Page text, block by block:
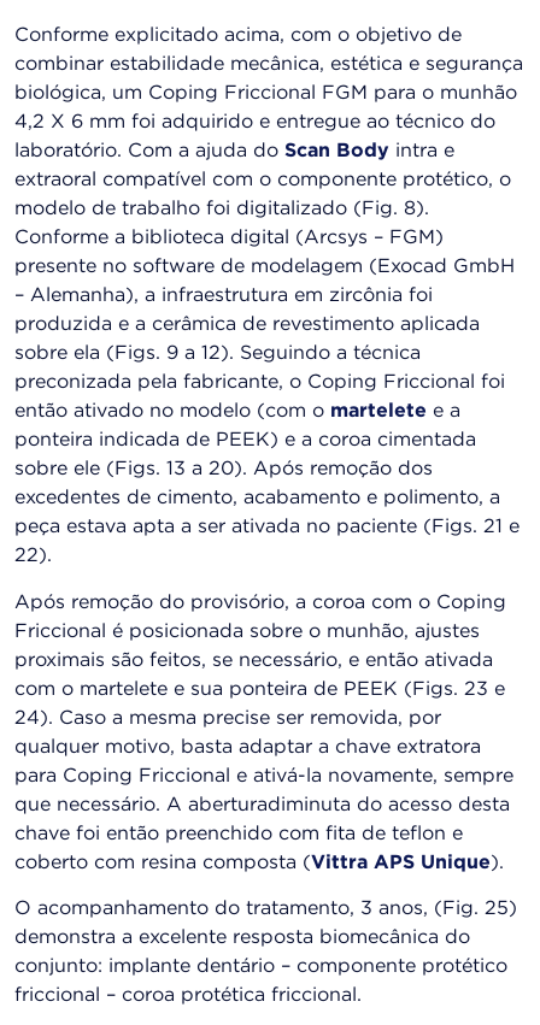
Conforme explicitado acima, com o objetivo de
combinar estabilidade mecânica, estética e segurança
biológica, um Coping Friccional FGM para o munhão
4,2 X 6 mm foi adquirido e entregue ao técnico do
laboratório. Com a ajuda do Scan Body intra e
extraoral compatível com o componente protético, o
modelo de trabalho foi digitalizado (Fig. 8).
Conforme a biblioteca digital (Arcsys – FGM)
presente no software de modelagem (Exocad GmbH
– Alemanha), a infraestrutura em zircônia foi
produzida e a cerâmica de revestimento aplicada
sobre ela (Figs. 9 a 12). Seguindo a técnica
preconizada pela fabricante, o Coping Friccional foi
então ativado no modelo (com o martelete e a
ponteira indicada de PEEK) e a coroa cimentada
sobre ele (Figs. 13 a 20). Após remoção dos
excedentes de cimento, acabamento e polimento, a
peça estava apta a ser ativada no paciente (Figs. 21 e
22).
Após remoção do provisório, a coroa com o Coping
Friccional é posicionada sobre o munhão, ajustes
proximais são feitos, se necessário, e então ativada
com o martelete e sua ponteira de PEEK (Figs. 23 e
24). Caso a mesma precise ser removida, por
qualquer motivo, basta adaptar a chave extratora
para Coping Friccional e ativá-la novamente, sempre
que necessário. A aberturadiminuta do acesso desta
chave foi então preenchido com fita de teflon e
coberto com resina composta (Vittra APS Unique).
O acompanhamento do tratamento, 3 anos, (Fig. 25)
demonstra a excelente resposta biomecânica do
conjunto: implante dentário – componente protético
friccional – coroa protética friccional.